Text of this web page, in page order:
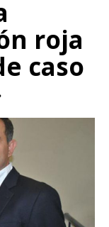
roja
caso